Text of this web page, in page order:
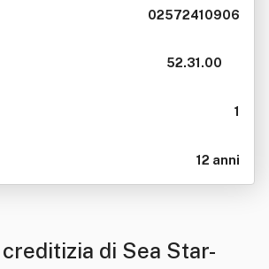
02572410906
52.31.00
1
12 anni
di Sea Star-